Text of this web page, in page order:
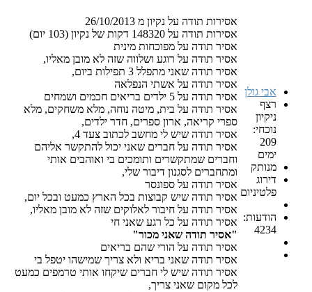
אבי גולן
רצף
ניקיון
נוכחי:
209
ימים
מנותק
דירוג
פלטיניום
הודעות:
4234
אסירות תודה על נקיון מ 26/10/2013
אסירות תודה על 148320 דקות של נקיון (103 יום)
אסיר תודה על מפוכחות מינית
אסיר תודה על רוגע ושלווה שזה לא מובן מאליו,
אסיר תודה שאני מתפלל 3 תפילות ביום,
אסיר תודה על אשתי הנפלאה
אסיר תודה על 5 ילדים בריאים חכמים ושמחים
אסיר תודה על בית, מיטה נוחה, מלא משחקים, מלא
ספרי קריאה, ארון ספרים, חדר ילדים,
אסיר תודה שיש לי מחשב לכתוב צעד 4,
אסיר תודה על חברים שאני יכול להתקשר אליהם
וחברים שמתקשרים ותומכים בי ואוהבים אותי
ומתחברים לסגנון דיבור שלי,
אסיר תודה על ספונסר
אסיר תודה שיש קבוצות בכל הארץ כמעט ובכל יום,
אסיר תודה על חיבור לאלוקים שזה לא מובן מאליו,
אסיר תודה על כל רגע שאני חי
"אסיר תודה שאני מכור"
אסיר תודה על הורי שהם בריאים
אסיר תודה שאני בריא ולא צריך שמישהו יטפל בי
אסיר תודה שיש לי חברים שיקחו אותי טרמפים כמעט
לכל מקום שאני צריך,